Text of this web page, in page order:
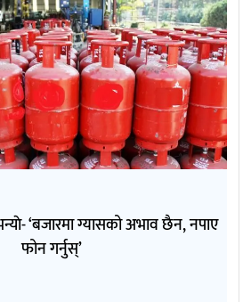
‘बजारमा ग्यासको अभाव छैन, नपाए
फोन गर्नुस्’